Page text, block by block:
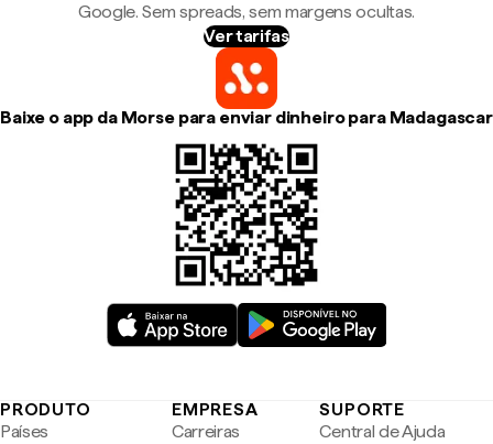
Google. Sem spreads, sem margens ocultas.
Ver tarifas
Baixe o app da Morse para enviar dinheiro para Madagascar
PRODUTO
Países
EMPRESA
Carreiras
SUPORTE
Central de Ajuda